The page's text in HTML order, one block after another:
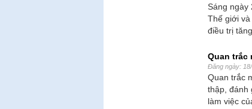
Sáng ngày
Thế giới và
điều trị
Quan trắc
Đăng ngày:
Quan trắc
thập, đánh
làm việc